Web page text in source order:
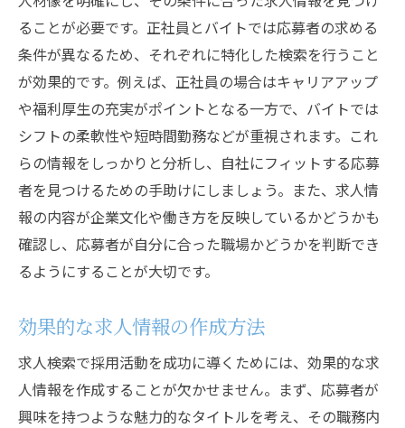
求人広告で差別化を図る方法
応募者のニーズを捉える求人情報
視覚に訴える求人広告の重要性
求人広告の内容と企業イメージの一致
効果的な求人広告の配置とプロモーション
効果的な採用活動で企業成長を促進する方法
採用活動が企業成長に与える影響
求人検索を活用した採用活動のフレームワ
ーク
採用活動の結果を最大化するための施策
成長を促す採用活動の評価基準
チームのダイナミクスを高める採用活動
求人検索で採用活動の新常識を取り入れるメリ
ることが必要です。正社員とバイトでは応募者の求める
条件が異なるため、それぞれに特化した検索を行うこと
が効果的です。例えば、正社員の場合はキャリアアップ
や福利厚生の充実がポイントとなる一方で、バイトでは
シフトの柔軟性や短時間勤務などが重視されます。これ
らの情報をしっかりと分析し、自社にフィットする応募
者を見つけるための手助けにしましょう。また、求人情
報の内容が企業文化や働き方を反映しているかどうかも
確認し、応募者が自分に合った職場かどうかを判断でき
るようにすることが大切です。
効果的な求人情報の作成方法
求人検索で採用活動を成功に導くためには、効果的な求
人情報を作成することが欠かせません。まず、応募者が
興味を持つような魅力的なタイトルを考え、その職務内